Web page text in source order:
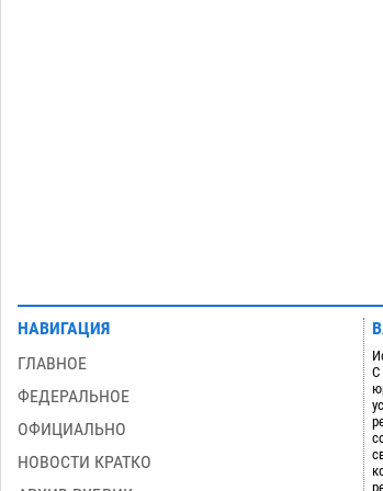
НАВИГАЦИЯ
ГЛАВНОЕ
ФЕДЕРАЛЬНОЕ
ОФИЦИАЛЬНО
НОВОСТИ КРАТКО
С